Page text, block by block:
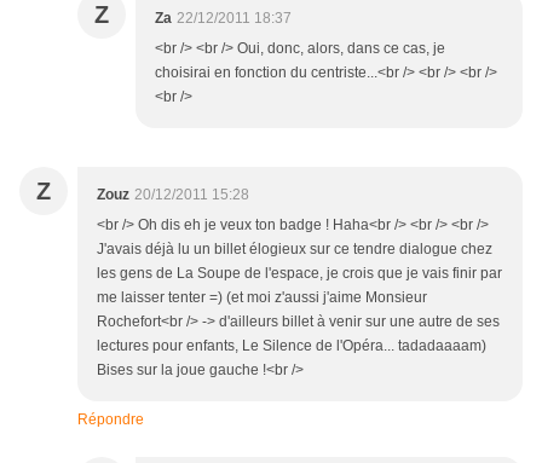
Z Za 22/12/2011 18:37
<br /> <br /> Oui, donc, alors, dans ce cas, je
choisirai en fonction du centriste...<br /> <br /> <br />
<br />
Z Zouz 20/12/2011 15:28
<br /> Oh dis eh je veux ton badge ! Haha<br /> <br /> <br />
J'avais déjà lu un billet élogieux sur ce tendre dialogue chez
les gens de La Soupe de l'espace, je crois que je vais finir par
me laisser tenter =) (et moi z'aussi j'aime Monsieur
Rochefort<br /> -> d'ailleurs billet à venir sur une autre de ses
lectures pour enfants, Le Silence de l'Opéra... tadadaaaam)
Bises sur la joue gauche !<br />
Répondre